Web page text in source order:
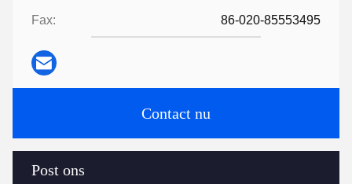
Fax: 86-020-85553495
Contact nu
Post ons